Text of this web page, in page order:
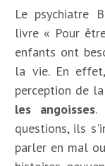
Le psychiatre
livre « Pour
enfants ont
la vie. En
perception de
les angoisses.
questions, ils
parler en mal